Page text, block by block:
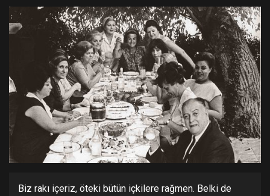
Biz rakı içeriz, öteki bütün içkilere rağmen. Belki de